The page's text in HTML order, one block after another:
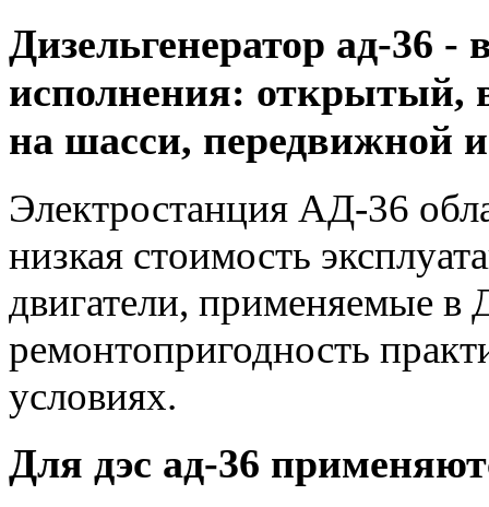
Дизельгенератор ад-36
исполнения: открытый,
на шасси, передвижной
Электростанция АД-36
низкая стоимость
двигатели, применяемые
ремонтопригодность
условиях.
Для дэс ад-36